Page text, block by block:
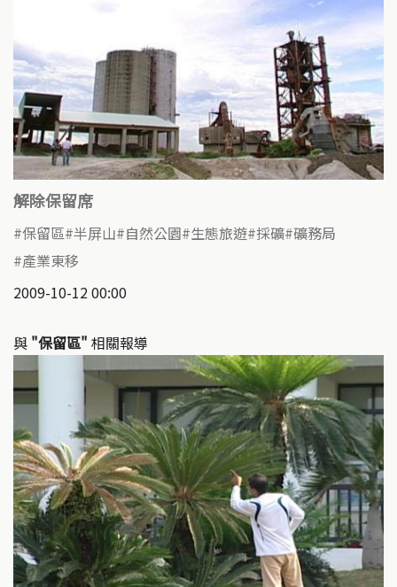
解除保留席
保留區 半屏山 自然公園 生態旅遊 採礦 礦務局
產業東移
2009-10-12 00:00
與 "保留區" 相關報導